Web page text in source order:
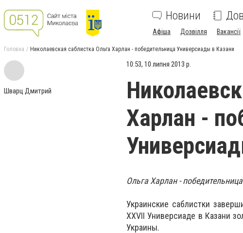
Новини
Афіша Дозвілля Вакансії
Головна Николаевская саблистка Ольга Харлан - победительница Универсиады в Казани
Шварц Дмитрий
10:53, 10 липня 2013 р.
Харлан -
Ольга Харлан -
Украинские саблистки
XXVII Универсиаде в Казани
Украины.